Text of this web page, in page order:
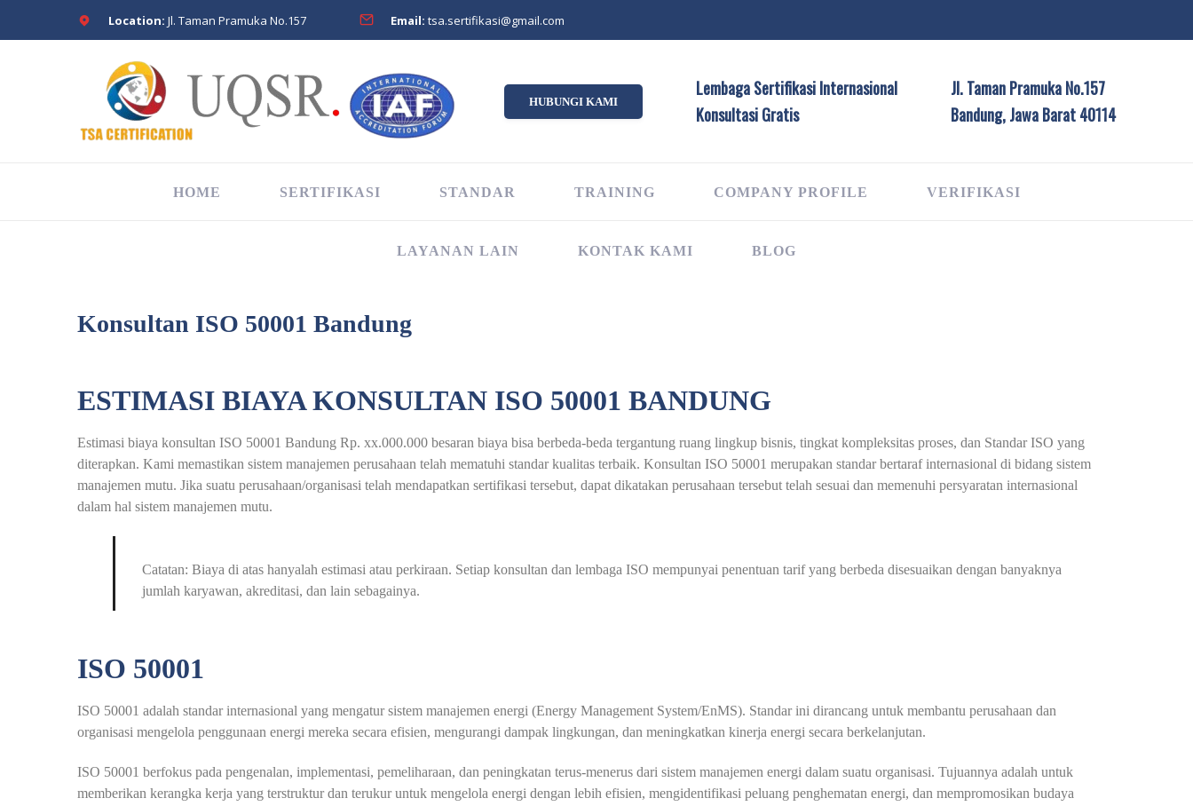
Location: Jl. Taman Pramuka No.157 Email: tsa.sertifikasi@gmail.com
HUBUNGI KAMI
Lembaga Sertifikasi Internasional
Konsultasi Gratis
Jl. Taman Pramuka No.157
Bandung, Jawa Barat 40114
HOME SERTIFIKASI STANDAR TRAINING COMPANY PROFILE VERIFIKASI
LAYANAN LAIN KONTAK KAMI BLOG
Konsultan ISO 50001 Bandung
ESTIMASI BIAYA KONSULTAN ISO 50001 BANDUNG
Estimasi biaya konsultan ISO 50001 Bandung Rp. xx.000.000 besaran biaya bisa berbeda-beda tergantung ruang lingkup bisnis, tingkat kompleksitas proses, dan Standar ISO yang
diterapkan. Kami memastikan sistem manajemen perusahaan telah mematuhi standar kualitas terbaik. Konsultan ISO 50001 merupakan standar bertaraf internasional di bidang sistem
manajemen mutu. Jika suatu perusahaan/organisasi telah mendapatkan sertifikasi tersebut, dapat dikatakan perusahaan tersebut telah sesuai dan memenuhi persyaratan internasional
dalam hal sistem manajemen mutu.
Catatan: Biaya di atas hanyalah estimasi atau perkiraan. Setiap konsultan dan lembaga ISO mempunyai penentuan tarif yang berbeda disesuaikan dengan banyaknya
jumlah karyawan, akreditasi, dan lain sebagainya.
ISO 50001
ISO 50001 adalah standar internasional yang mengatur sistem manajemen energi (Energy Management System/EnMS). Standar ini dirancang untuk membantu perusahaan dan
organisasi mengelola penggunaan energi mereka secara efisien, mengurangi dampak lingkungan, dan meningkatkan kinerja energi secara berkelanjutan.
ISO 50001 berfokus pada pengenalan, implementasi, pemeliharaan, dan peningkatan terus-menerus dari sistem manajemen energi dalam suatu organisasi. Tujuannya adalah untuk
memberikan kerangka kerja yang terstruktur dan terukur untuk mengelola energi dengan lebih efisien, mengidentifikasi peluang penghematan energi, dan mempromosikan budaya